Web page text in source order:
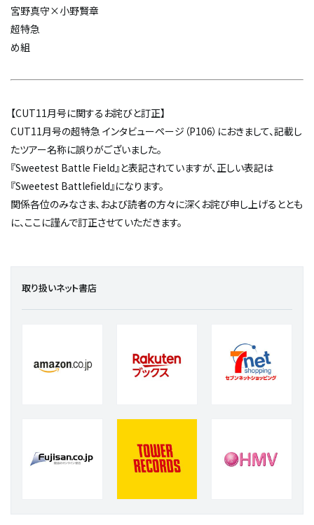
宮野真守×小野賢章
超特急
め組
【CUT11月号に関するお詫びと訂正】
CUT11月号の超特急 インタビューページ（P106）におきまして、記載し
たツアー名称に誤りがございました。
『Sweetest Battle Field』と表記されていますが、正しい表記は
『Sweetest Battlefield』になります。
関係各位のみなさま、および読者の方々に深くお詫び申し上げるととも
に、ここに謹んで訂正させていただきます。
取り扱いネット書店